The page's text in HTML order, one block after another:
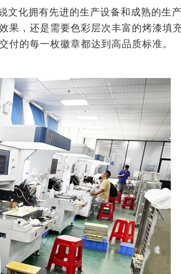
文化拥有先进的生产设备和成熟的生
果，还是需要色彩层次丰富的烤漆填充
付的每一枚徽章都达到高品质标准。